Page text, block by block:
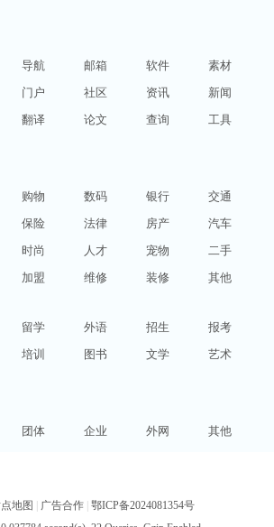
导航 邮箱 软件
素材
门户 社区 资讯
新闻
翻译 论文 查询
工具
购物 数码 银行
交通
保险 法律 房产
汽车
时尚 人才 宠物
二手
加盟 维修 装修
其他
留学 外语 招生
报考
培训 图书 文学
艺术
团体 企业 外网 其他
地图 广告合作| 鄂ICP备2024081354号